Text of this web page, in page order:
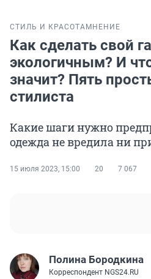
СТИЛЬ И КРАСОТА МНЕНИЕ
Как сделать свой
экологичным? И
значит? Пять
стилиста
Какие шаги нужно
одежда не вредила ни
15 июля 2023, 15:00 20 7 067
Полина Бородкина
Корреспондент NGS24.RU